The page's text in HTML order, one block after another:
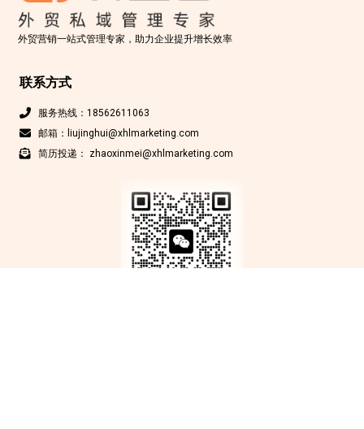
外贸营销一站式管理专家，助力企业提升增长效率
联系方式
服务热线：18562611063
邮箱：liujinghui@xhlmarketing.com
简历投递： zhaoxinmei@xhlmarketing.com